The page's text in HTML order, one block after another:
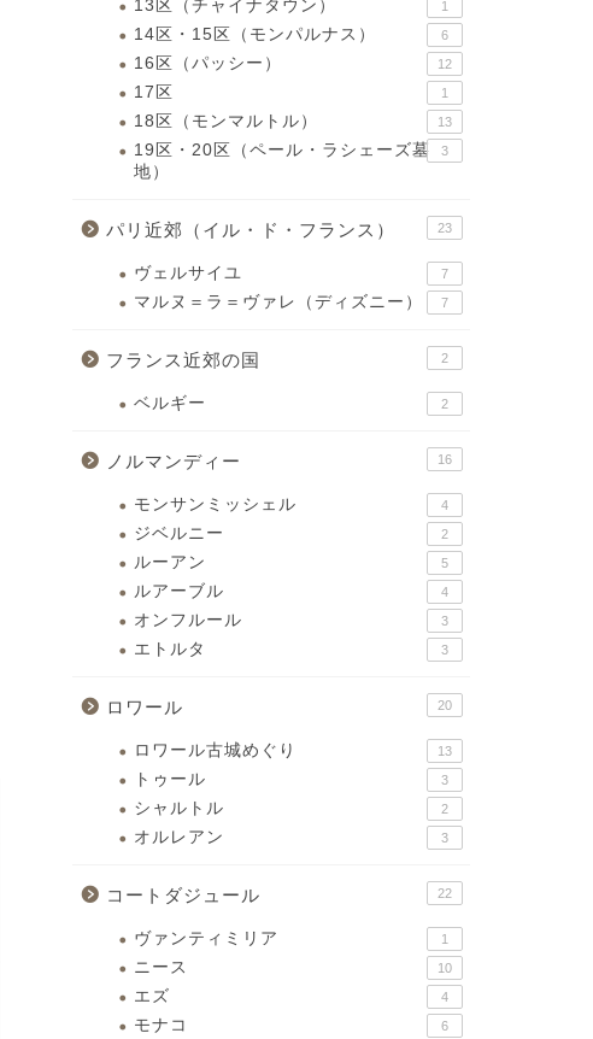
13区（チャイナタウン） 1
14区・15区（モンパルナス） 6
16区（パッシー） 12
17区 1
18区（モンマルトル） 13
19区・20区（ペール・ラシェーズ墓
地）
3
パリ近郊（イル・ド・フランス） 23
ヴェルサイユ 7
マルヌ＝ラ＝ヴァレ（ディズニー） 7
フランス近郊の国 2
ベルギー 2
ノルマンディー 16
モンサンミッシェル 4
ジベルニー 2
ルーアン 5
ルアーブル 4
オンフルール 3
エトルタ 3
ロワール 20
ロワール古城めぐり 13
トゥール 3
シャルトル 2
オルレアン 3
コートダジュール 22
ヴァンティミリア 1
ニース 10
エズ 4
モナコ 6